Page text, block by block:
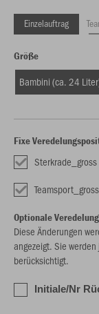
Einzelauftrag
Größe
Bambini (ca. 24
Fixe
Sterkrade_gross
Teamsport_gross
Optionale
Diese Änderungen
angezeigt. Sie
berücksichtigt.
Initiale/Nr